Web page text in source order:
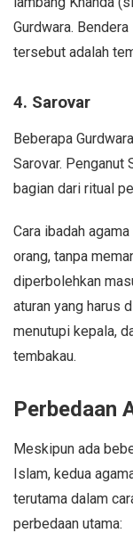
Gurdwara.
tersebut adalah
4. Sarovar
Beberapa
Sarovar. Penganut
bagian dari ritual
Cara ibadah
orang, tanpa
diperbolehkan
aturan yang harus
menutupi kepala,
tembakau.
Perbedaan
Meskipun ada
Islam, kedua
terutama dalam
perbedaan utama: